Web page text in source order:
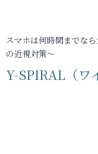
スマホは何時間までな
の近視対策～
Y-SPIRAL（ワ